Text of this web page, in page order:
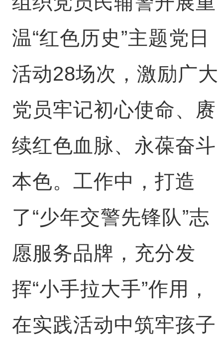
温“红色历史”主题党日
活动28场次，激励广大
党员牢记初心使命、赓
续红色血脉、永葆奋斗
本色。工作中，打造
了“少年交警先锋队”志
愿服务品牌，充分发
挥“小手拉大手”作用，
在实践活动中筑牢孩子